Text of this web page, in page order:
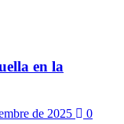
en la
de 2025 0